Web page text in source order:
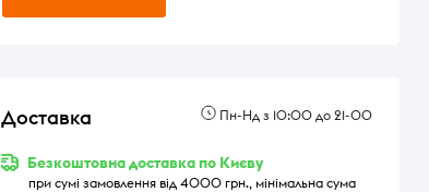
Доставка Пн-Нд з 10:00 до 21-00
Безкоштовна доставка по Києву
при сумі замовлення від 4000 грн., мінімальна сума